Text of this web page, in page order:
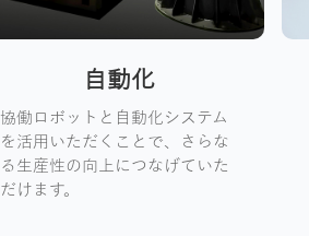
自動化
協働ロボットと自動化システム
を活用いただくことで、さらな
る生産性の向上につなげていた
だけます。